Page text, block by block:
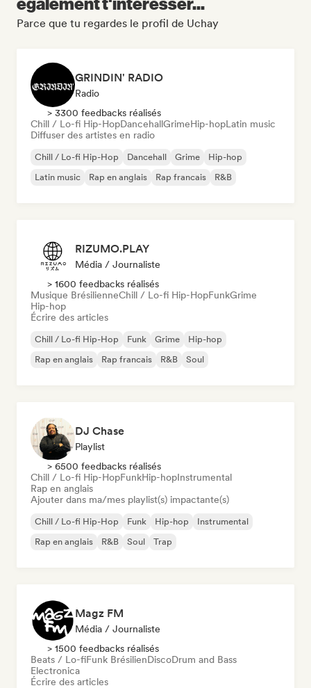
Parce que tu regardes le profil de Uchay
GRINDIN' RADIO
Radio
> 3300 feedbacks réalisés
Chill / Lo-fi Hip-HopDancehallGrimeHip-hopLatin music
Diffuser des artistes en radio
Chill / Lo-fi Hip-Hop Dancehall Grime
Hip-hop
Latin music
Rap en anglais Rap francais R&B
RIZUMO.PLAY
Média / Journaliste
> 1600 feedbacks réalisés
Musique BrésilienneChill / Lo-fi Hip-HopFunkGrime
Hip-hop
Écrire des articles
Chill / Lo-fi Hip-Hop Funk Grime
Hip-hop
Rap en anglais
Rap francais R&B Soul
DJ Chase
Playlist
> 6500 feedbacks réalisés
Chill / Lo-fi Hip-HopFunkHip-hopInstrumental
Rap en anglais
Ajouter dans ma/mes playlist(s) impactante(s)
Chill / Lo-fi Hip-Hop Funk Hip-hop
Instrumental
Rap en anglais
R&B Soul Trap
Magz FM
Média / Journaliste
> 1500 feedbacks réalisés
Beats / Lo-fiFunk BrésilienDiscoDrum and Bass
Electronica
Écrire des articles